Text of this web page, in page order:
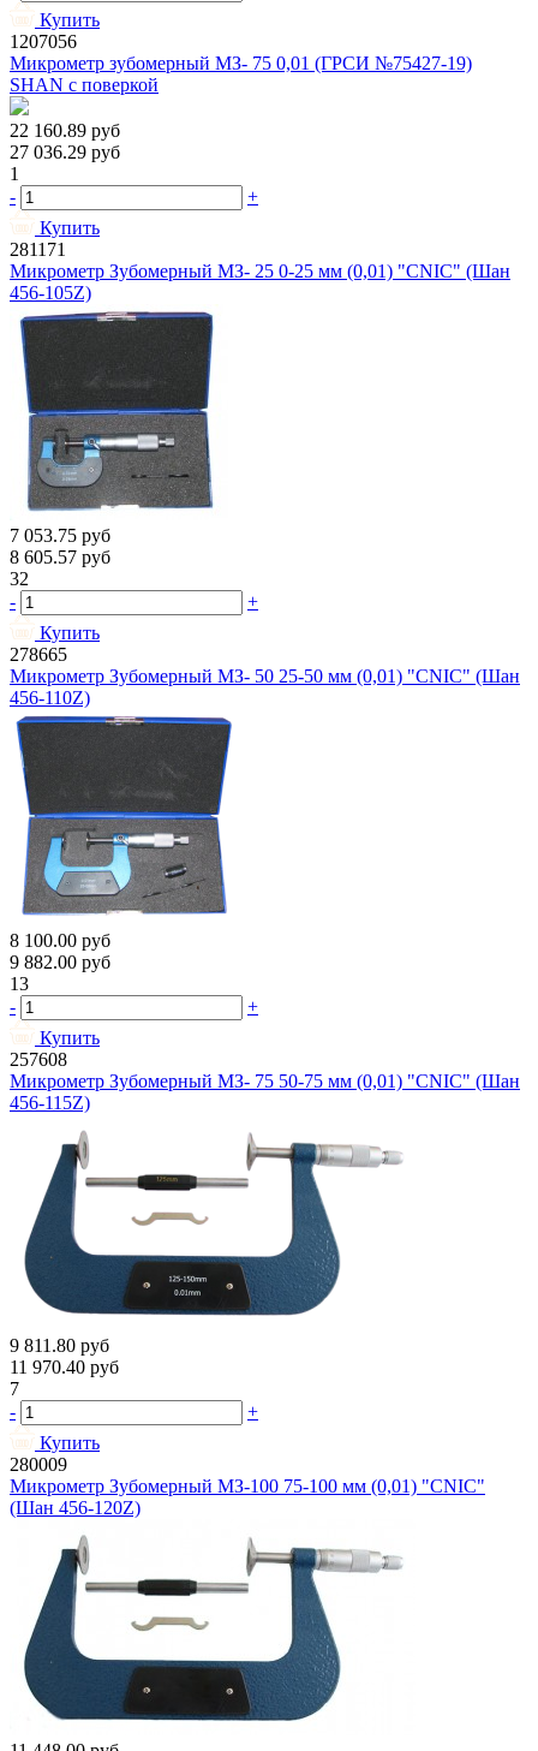
Купить
1207056
Микрометр зубомерный МЗ- 75 0,01 (ГРСИ №75427-19)
SHAN с поверкой
22 160.89 руб
27 036.29 руб
1
-
+
Купить
281171
Микрометр Зубомерный МЗ- 25 0-25 мм (0,01) "CNIC" (Шан
456-105Z)
7 053.75 руб
8 605.57 руб
32
-
+
Купить
278665
Микрометр Зубомерный МЗ- 50 25-50 мм (0,01) "CNIC" (Шан
456-110Z)
8 100.00 руб
9 882.00 руб
13
-
+
Купить
257608
Микрометр Зубомерный МЗ- 75 50-75 мм (0,01) "CNIC" (Шан
456-115Z)
9 811.80 руб
11 970.40 руб
7
-
+
Купить
280009
Микрометр Зубомерный МЗ-100 75-100 мм (0,01) "CNIC"
(Шан 456-120Z)